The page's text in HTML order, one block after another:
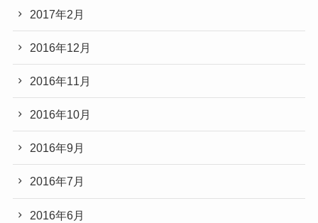
2017年2月
2016年12月
2016年11月
2016年10月
2016年9月
2016年7月
2016年6月